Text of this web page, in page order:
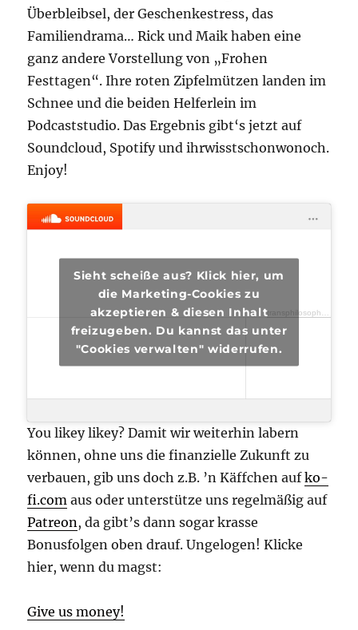
Überbleibsel, der Geschenkestress, das
Familiendrama… Rick und Maik haben eine
ganz andere Vorstellung von „Frohen
Festtagen“. Ihre roten Zipfelmützen landen im
Schnee und die beiden Helferlein im
Podcaststudio. Das Ergebnis gibt‘s jetzt auf
Soundcloud, Spotify und ihrwisstschonwonoch.
Enjoy!
Sieht scheiße aus? Klick hier, um
die Marketing-Cookies zu
akzeptieren & diesen Inhalt
freizugeben. Du kannst das unter
"Cookies verwalten" widerrufen.
You likey likey? Damit wir weiterhin labern
können, ohne uns die finanzielle Zukunft zu
verbauen, gib uns doch z.B. ’n Käffchen aufko-
fi.com aus oder unterstütze uns regelmäßig auf
Patreon , da gibt’s dann sogar krasse
Bonusfolgen oben drauf. Ungelogen! Klicke
hier, wenn du magst:
Give us money!